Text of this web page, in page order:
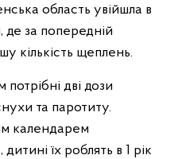
область увійшла в
де за попередній
кількість щеплень.
дві дози
та паротиту.
календарем
їх роблять в 1 рік